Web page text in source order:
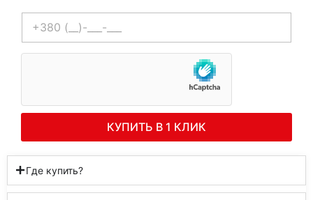
Телефон*
КУПИТЬ В 1 КЛИК
Где купить?